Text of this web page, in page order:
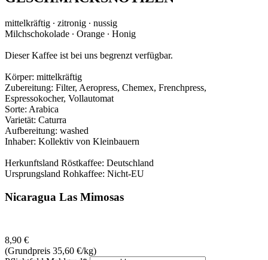
mittelkräftig ∙ zitronig ‪∙ nussig
Milchschokolade ‪∙ Orange ‪∙ Honig
Dieser Kaffee ist bei uns begrenzt verfügbar.
Körper: mittelkräftig
Zubereitung: Filter, Aeropress, Chemex, Frenchpress,
Espressokocher, Vollautomat
Sorte: Arabica
Varietät: Caturra
Aufbereitung: washed
Inhaber: Kollektiv von Kleinbauern
Herkunftsland Röstkaffee: Deutschland
Ursprungsland Rohkaffee: Nicht-EU
Nicaragua Las Mimosas
8,90 €
(Grundpreis 35,60 €/kg)